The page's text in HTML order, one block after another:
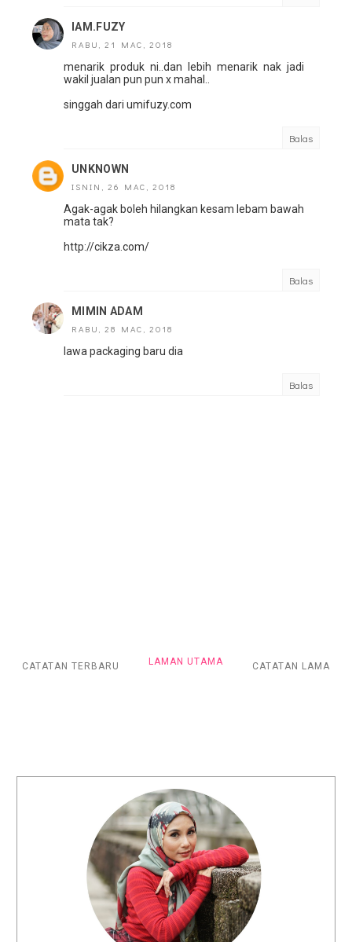
IAM.FUZY
RABU, 21 MAC, 2018
menarik produk ni..dan lebih menarik nak jadi
wakil jualan pun pun x mahal..
singgah dari umifuzy.com
Balas
UNKNOWN
ISNIN, 26 MAC, 2018
Agak-agak boleh hilangkan kesam lebam bawah
mata tak?
http://cikza.com/
Balas
MIMIN ADAM
RABU, 28 MAC, 2018
lawa packaging baru dia
Balas
CATATAN TERBARU CATATAN LAMA
LAMAN UTAMA